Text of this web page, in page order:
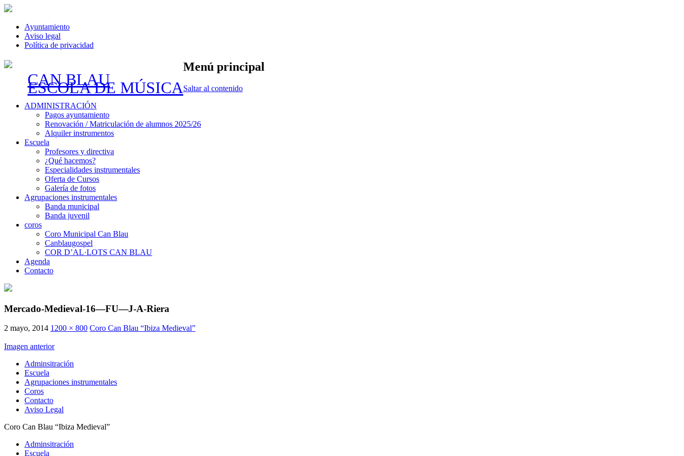
Ayuntamiento
Aviso legal
Política de privacidad
CAN BLAU
ESCOLA DE MÚSICA
Menú principal
Saltar al contenido
ADMINISTRACIÓN
Pagos ayuntamiento
Renovación / Matriculación de alumnos 2025/26
Alquiler instrumentos
Escuela
Profesores y directiva
¿Qué hacemos?
Especialidades instrumentales
Oferta de Cursos
Galería de fotos
Agrupaciones instrumentales
Banda municipal
Banda juvenil
coros
Coro Municipal Can Blau
Canblaugospel
COR D’AL·LOTS CAN BLAU
Agenda
Contacto
Mercado-Medieval-16—FU—J-A-Riera
2 mayo, 2014 1200 × 800 Coro Can Blau “Ibiza Medieval”
Imagen anterior
Adminsitración
Escuela
Agrupaciones instrumentales
Coros
Contacto
Aviso Legal
Coro Can Blau “Ibiza Medieval”
Adminsitración
Escuela